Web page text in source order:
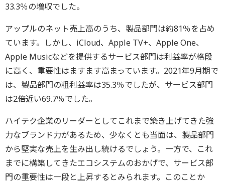
33.3％の増収でした。
アップルのネット売上高のうち、製品部門は約81％を占め
ています。しかし、iCloud、Apple TV+、Apple One、
Apple Musicなどを提供するサービス部門は利益率が格段
に高く、重要性はますます高まっています。2021年9月期で
は、製品部門の粗利益率は35.3％でしたが、サービス部門
は2倍近い69.7％でした。
ハイテク企業のリーダーとしてこれまで築き上げてきた強
力なブランド力があるため、少なくとも当面は、製品部門
から堅実な売上を生み出し続けるでしょう。一方で、これ
までに構築してきたエコシステムのおかげで、サービス部
門の重要性は一段と上昇するとみられます。このことか